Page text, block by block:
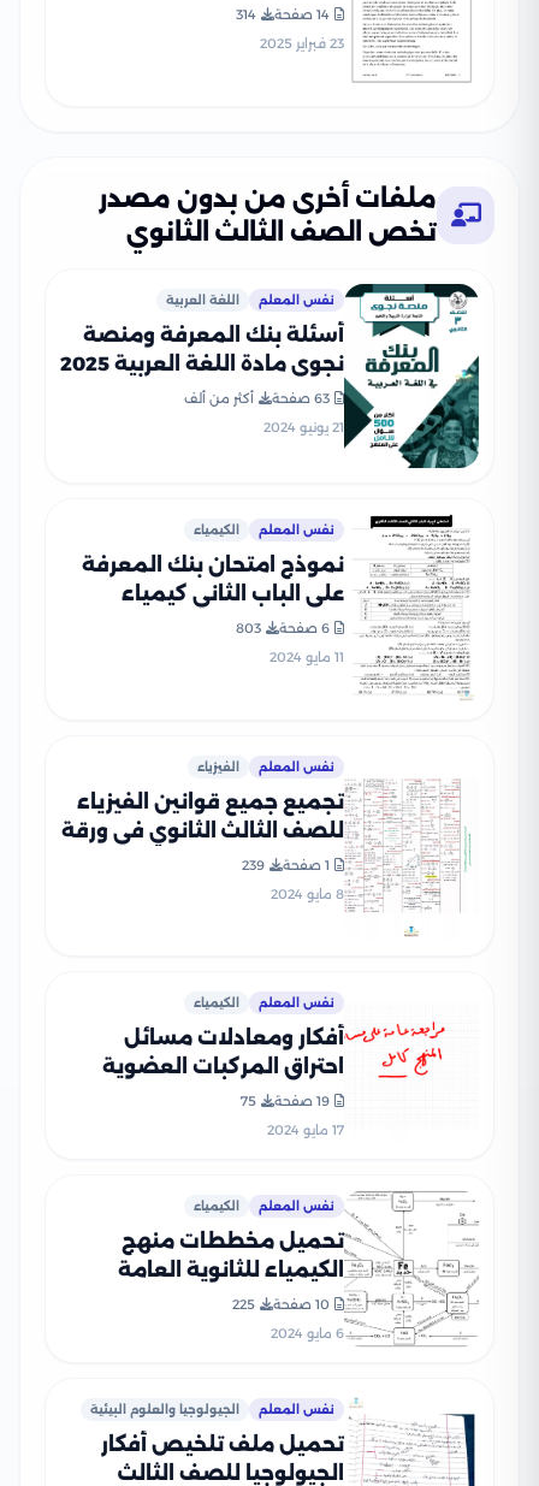
14 صفحة
314
23 فبراير 2025
ملفات أخرى من بدون مصدر
تخص الصف الثالث الثانوي
نفس المعلم اللغة العربية
أسئلة بنك المعرفة ومنصة
نجوى مادة اللغة العربية 2025
بالاجابات
63 صفحة
أكثر من ألف
21 يونيو 2024
نفس المعلم الكيمياء
نموذج امتحان بنك المعرفة
على الباب الثاني كيمياء
للثانوية العامة
6 صفحة
803
11 مايو 2024
نفس المعلم الفيزياء
تجميع جميع قوانين الفيزياء
للصف الثالث الثانوي في ورقة
واحدة
1 صفحة
239
8 مايو 2024
نفس المعلم الكيمياء
أفكار ومعادلات مسائل
احتراق المركبات العضوية
ضمن مادة الكيمياء للثانوية
العامة
19 صفحة
75
17 مايو 2024
نفس المعلم الكيمياء
تحميل مخططات منهج
الكيمياء للثانوية العامة
10 صفحة
225
6 مايو 2024
نفس المعلم الجيولوجيا والعلوم البيئية
تحميل ملف تلخيص أفكار
الجيولوجيا للصف الثالث